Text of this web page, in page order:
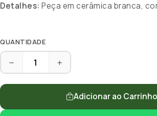
Detalhes: Peça em cerâmica branca,
QUANTIDADE
Adicionar ao Carrinho